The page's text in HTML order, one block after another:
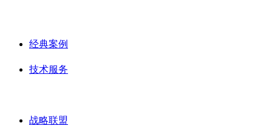
经典案例
技术服务
战略联盟